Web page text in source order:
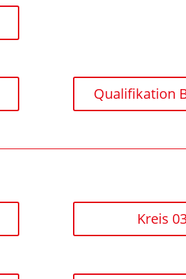
Qualifikation
Kreis